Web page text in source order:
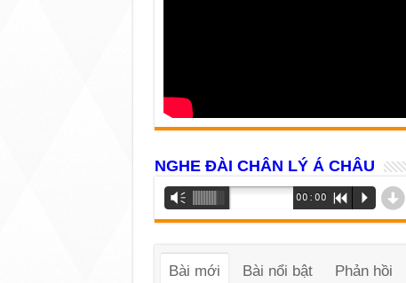
NGHE ĐÀI CHÂN LÝ Á CHÂU
Trình
phát
âm
Vm 00:00 R P d
Bài mới Bài nổi bật Phản hồi